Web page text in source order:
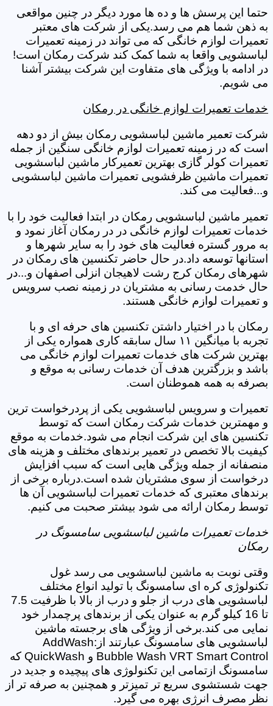
حتما این پرسش ها و ده ها مورد دیگر در چنین مواقعی
به ذهن شما هم می رسد.یکی از شرکت های معتبر
تعمیرات لوازم خانگی که می تواند در زمینه تعمیرات
لباسشویی واقعا به شما کمک کند شرکت رمکان است!
در ادامه با ویژگی های متفاوت این شرکت بیشتر آشنا
می شویم.
خدمات تعمیرات لوازم خانگی در رمکان
شرکت تعمیر ماشین لباسشویی رمکان بیش از دو دهه
است که در زمینه تعمیرات لوازم خانگی سنگین از جمله
تعمیرات کولر گازی بهترین تعمیرکار ماشین لباسشویی
تعمیرات ماشین ظرفشویی تعمیرات ماشین لباسشویی
و...فعالیت می کند.
تعمیر ماشین لباسشویی رمکان در ابتدا فعالیت خود را با
خدمات تعمیرات لوازم خانگی در در رمکان آغاز نمود و
به مرور گستره فعالیت های خود را به سایر شهرها و
استانها توسعه داد.در حال حاضر تکنسین های رمکان در
شهرهای رمکان کرج رشت لاهیجان انزلی اصفهان و...در
حال خدمت رسانی به مشتریان در زمینه نصب سرویس
و تعمیرات لوازم خانگی هستند.
رمکان با در اختیار داشتن تکنسین های حرفه ای و با
تجربه با میانگین ۱۱ سال سابقه کاری همواره یکی از
بهترین شرکت های خدمات تعمیرات لوازم خانگی می
باشد و بزرگترین هدف آن خدمات رسانی به موقع و
بصرفه به همه هموطنان است.
تعمیرات و سرویس لباسشویی یکی از پردرخواست ترین
و مهمترین خدمات شرکت رمکان است که توسط
تکنسین های این شرکت انجام می شود.خدمات به موقع
کیفیت بالا تخصص در تعمیر برندهای مختلف و هزینه های
منصفانه از جمله ویژگی هایی است که سبب افزایش
درخواست از سوی مشتریان شده است.درباره برخی از
برندهای معتبری که خدمات تعمیرات لباسشویی آن ها
توسط رمکان ارائه می شود بیشتر صحبت می کنیم.
خدمات تعمیرات ماشین لباسشویی سامسونگ در
رمکان
وقتی نوبت به ماشین لباسشویی می رسد غول
تکنولوژی کره ای سامسونگ با تولید انواع مختلف
لباسشویی های درب از جلو و درب از بالا با ظرفیت 7.5
تا 16 کیلو گرم به عنوان یکی از برندهای پرچمدار خود
نمایی می کند.برخی از ویژگی های برجسته ماشین
لباسشویی های سامسونگ عبارتند از:AddWash
Bubble Wash VRT Smart Control و QuickWash که
سامسونگ ازتمامی این تکنولوژی های پیچیده و جدید در
جهت شستشوی سریع تر تمیزتر و همچنین به صرفه تر از
نظر مصرف انرژی بهره می گیرد.